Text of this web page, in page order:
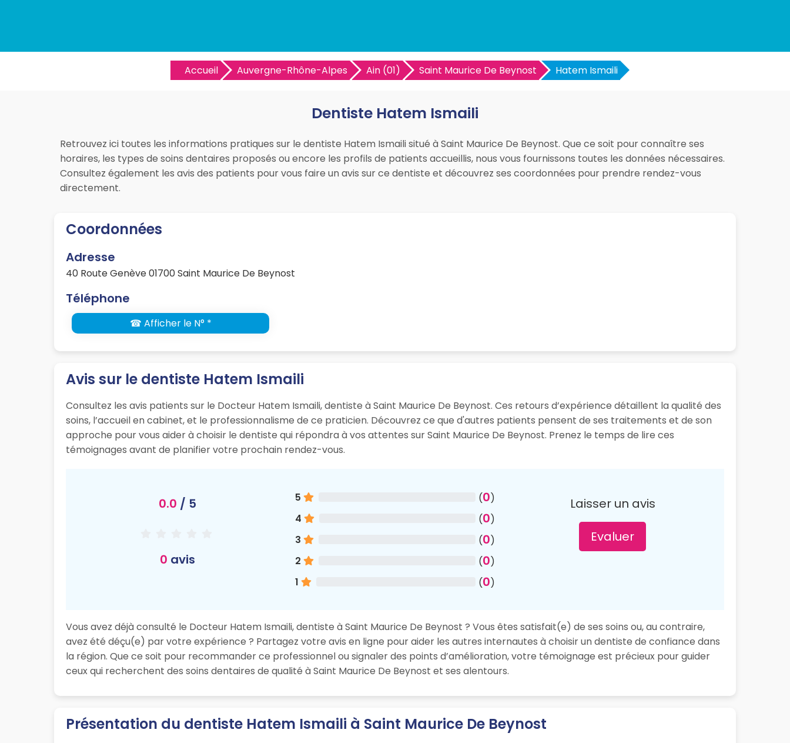
Accueil Auvergne-Rhône-Alpes Ain (01) Saint Maurice De Beynost Hatem Ismaili
Dentiste Hatem Ismaili
Retrouvez ici toutes les informations pratiques sur le dentiste Hatem Ismaili situé à Saint Maurice De Beynost. Que ce soit pour connaître ses
horaires, les types de soins dentaires proposés ou encore les profils de patients accueillis, nous vous fournissons toutes les données nécessaires.
Consultez également les avis des patients pour vous faire un avis sur ce dentiste et découvrez ses coordonnées pour prendre rendez-vous
directement.
Coordonnées
Adresse
40 Route Genève 01700 Saint Maurice De Beynost
Téléphone
☎ Afficher le N° *
Avis sur le dentiste Hatem Ismaili
Consultez les avis patients sur le Docteur Hatem Ismaili, dentiste à Saint Maurice De Beynost. Ces retours d’expérience détaillent la qualité des
soins, l’accueil en cabinet, et le professionnalisme de ce praticien. Découvrez ce que d'autres patients pensent de ses traitements et de son
approche pour vous aider à choisir le dentiste qui répondra à vos attentes sur Saint Maurice De Beynost. Prenez le temps de lire ces
témoignages avant de planifier votre prochain rendez-vous.
0.0 / 5
0 avis
5 (0)
4
(0)
3
(0)
2
(0)
1
(0)
Laisser un avis
Evaluer
Vous avez déjà consulté le Docteur Hatem Ismaili, dentiste à Saint Maurice De Beynost ? Vous êtes satisfait(e) de ses soins ou, au contraire,
avez été déçu(e) par votre expérience ? Partagez votre avis en ligne pour aider les autres internautes à choisir un dentiste de confiance dans
la région. Que ce soit pour recommander ce professionnel ou signaler des points d’amélioration, votre témoignage est précieux pour guider
ceux qui recherchent des soins dentaires de qualité à Saint Maurice De Beynost et ses alentours.
Présentation du dentiste Hatem Ismaili à Saint Maurice De Beynost